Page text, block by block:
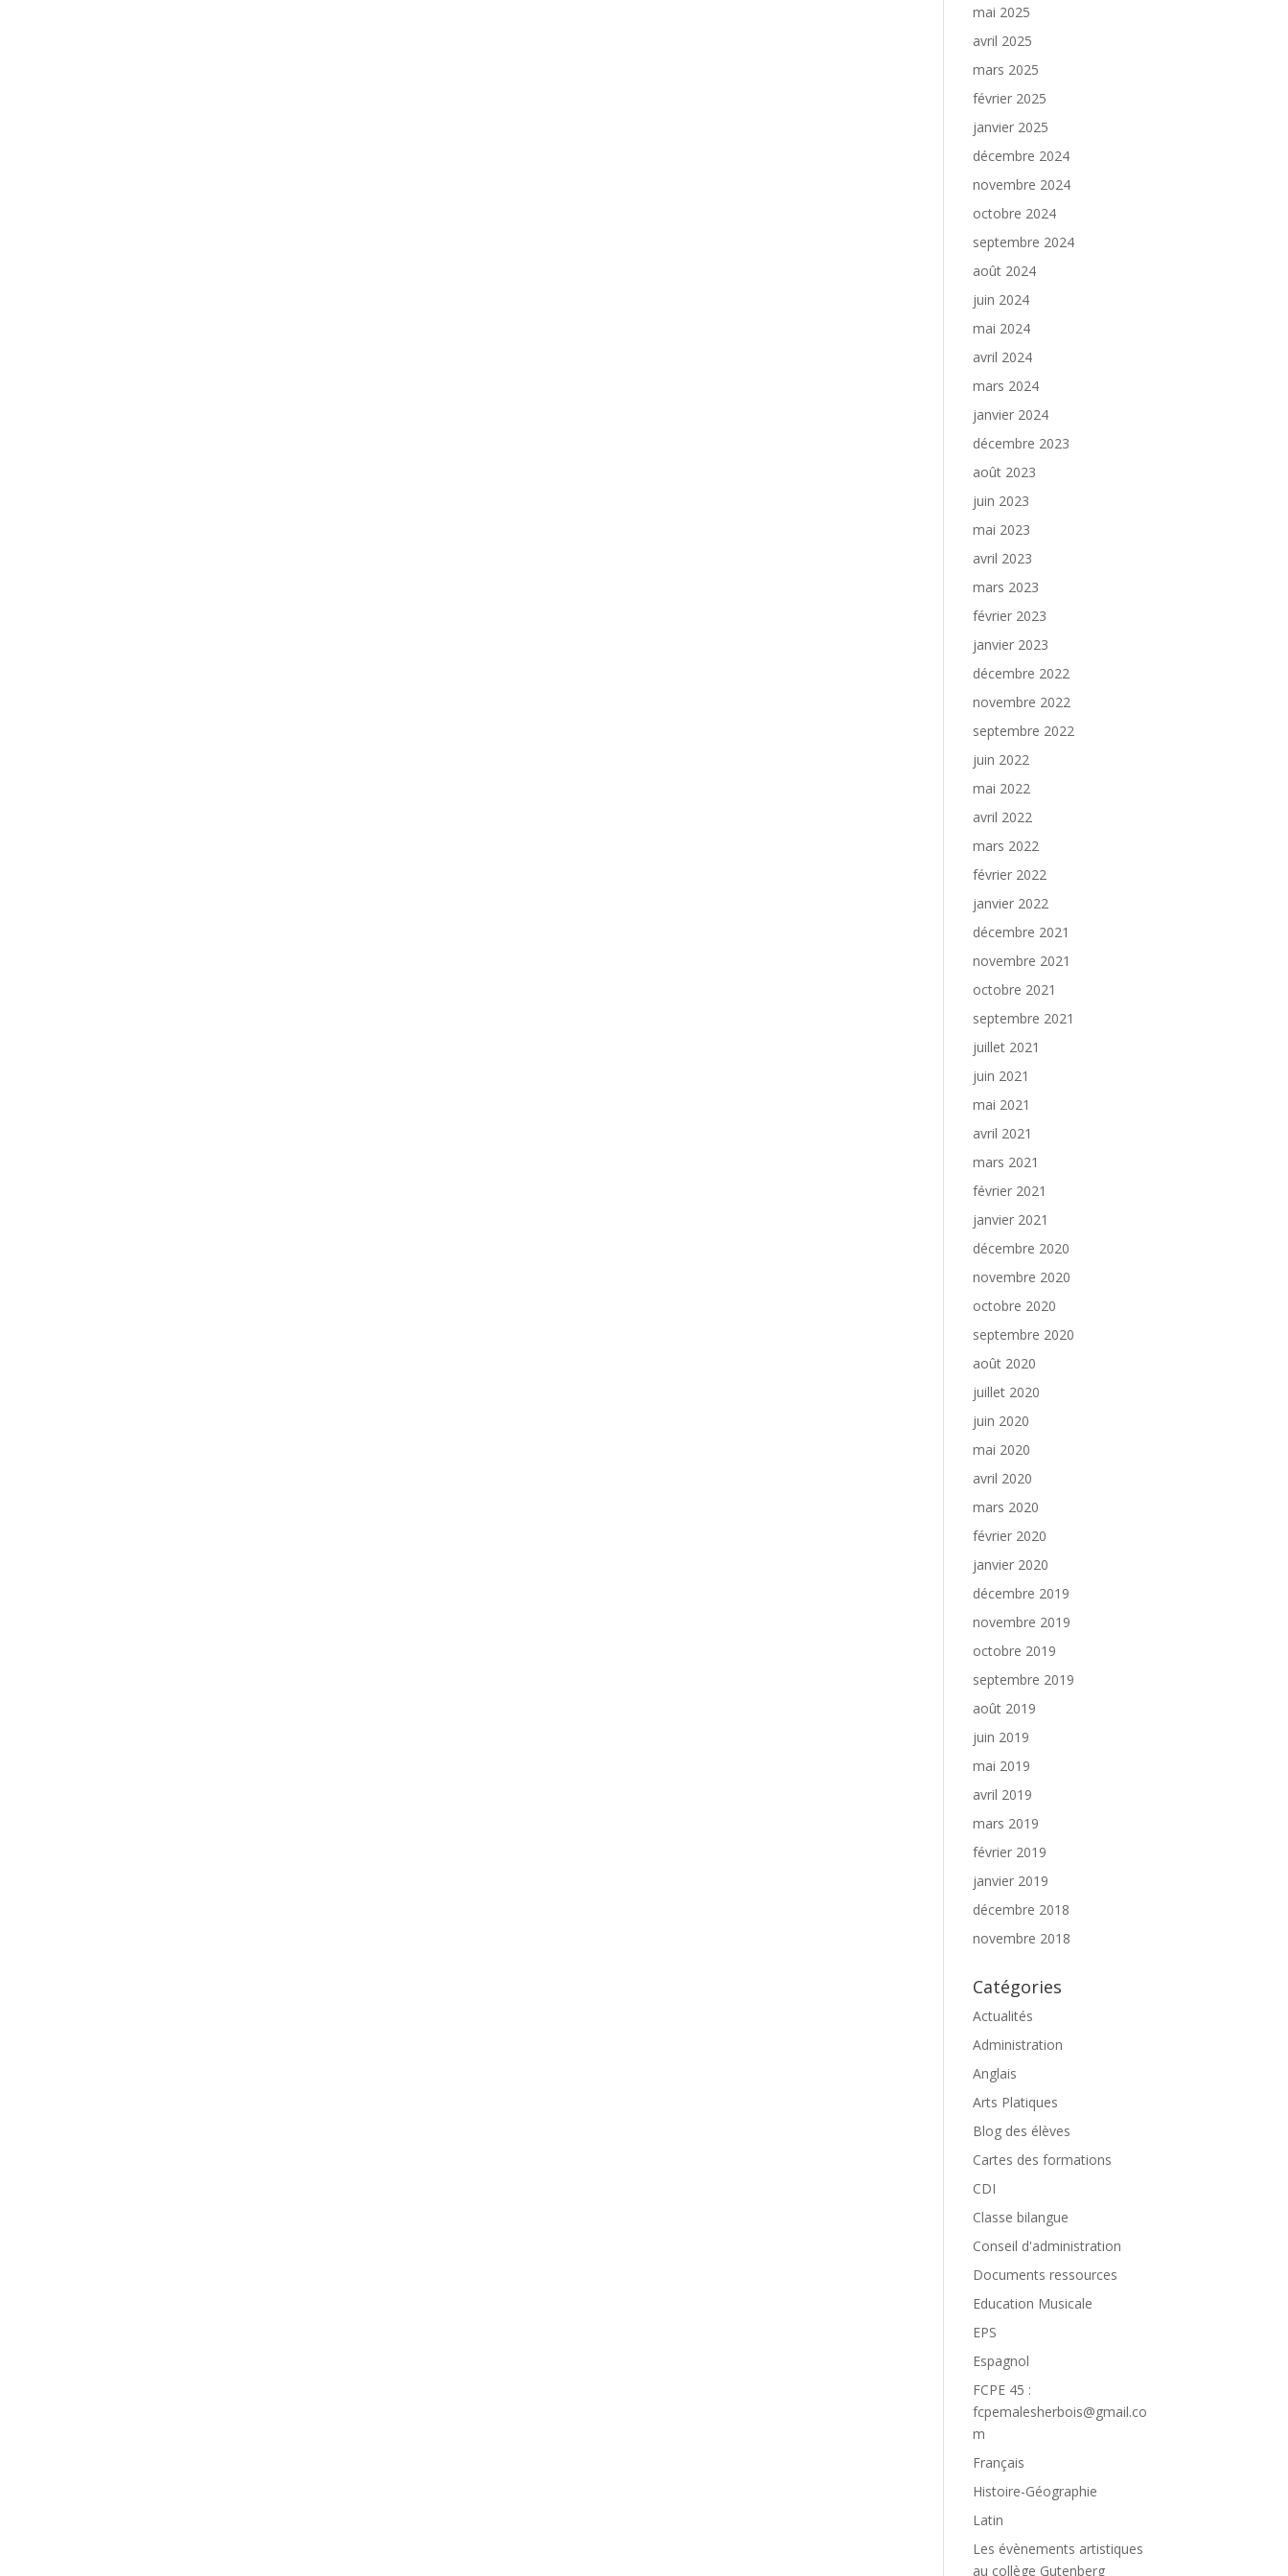
mai 2025
avril 2025
mars 2025
février 2025
janvier 2025
décembre 2024
novembre 2024
octobre 2024
septembre 2024
août 2024
juin 2024
mai 2024
avril 2024
mars 2024
janvier 2024
décembre 2023
août 2023
juin 2023
mai 2023
avril 2023
mars 2023
février 2023
janvier 2023
décembre 2022
novembre 2022
septembre 2022
juin 2022
mai 2022
avril 2022
mars 2022
février 2022
janvier 2022
décembre 2021
novembre 2021
octobre 2021
septembre 2021
juillet 2021
juin 2021
mai 2021
avril 2021
mars 2021
février 2021
janvier 2021
décembre 2020
novembre 2020
octobre 2020
septembre 2020
août 2020
juillet 2020
juin 2020
mai 2020
avril 2020
mars 2020
février 2020
janvier 2020
décembre 2019
novembre 2019
octobre 2019
septembre 2019
août 2019
juin 2019
mai 2019
avril 2019
mars 2019
février 2019
janvier 2019
décembre 2018
novembre 2018
Catégories
Actualités
Administration
Anglais
Arts Platiques
Blog des élèves
Cartes des formations
CDI
Classe bilangue
Conseil d'administration
Documents ressources
Education Musicale
EPS
Espagnol
FCPE 45 :
fcpemalesherbois@gmail.co
m
Français
Histoire-Géographie
Latin
Les évènements artistiques
au collège Gutenberg